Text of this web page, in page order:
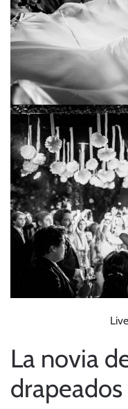
La novia